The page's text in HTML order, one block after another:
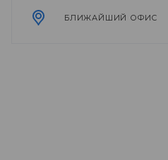
БЛИЖАЙШИЙ ОФИС